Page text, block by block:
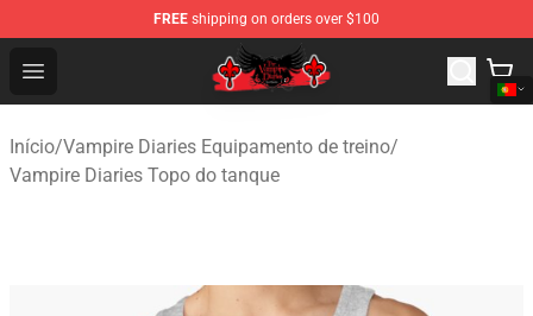
FREE shipping on orders over $100
Open menu
The Vampire Diaries Shop - Official The Vampire
Início/Vampire Diaries Equipamento de treino/
Vampire Diaries Topo do tanque